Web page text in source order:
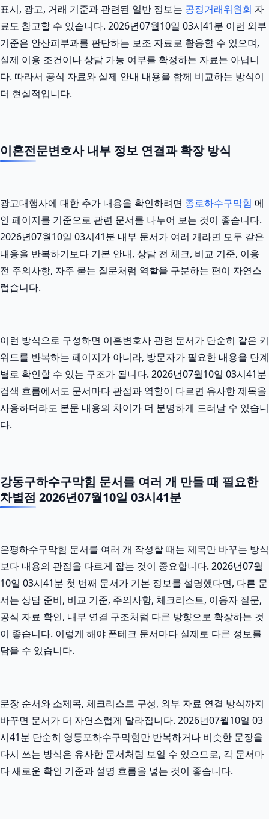
표시, 광고, 거래 기준과 관련된 일반 정보는 공정거래위원회 자
료도 참고할 수 있습니다. 2026년07월10일 03시41분 이런 외부
기준은 안산피부과를 판단하는 보조 자료로 활용할 수 있으며,
실제 이용 조건이나 상담 가능 여부를 확정하는 자료는 아닙니
다. 따라서 공식 자료와 실제 안내 내용을 함께 비교하는 방식이
더 현실적입니다.
이혼전문변호사 내부 정보 연결과 확장 방식
광고대행사에 대한 추가 내용을 확인하려면 종로하수구막힘 메
인 페이지를 기준으로 관련 문서를 나누어 보는 것이 좋습니다.
2026년07월10일 03시41분 내부 문서가 여러 개라면 모두 같은
내용을 반복하기보다 기본 안내, 상담 전 체크, 비교 기준, 이용
전 주의사항, 자주 묻는 질문처럼 역할을 구분하는 편이 자연스
럽습니다.
이런 방식으로 구성하면 이혼변호사 관련 문서가 단순히 같은 키
워드를 반복하는 페이지가 아니라, 방문자가 필요한 내용을 단계
별로 확인할 수 있는 구조가 됩니다. 2026년07월10일 03시41분
검색 흐름에서도 문서마다 관점과 역할이 다르면 유사한 제목을
사용하더라도 본문 내용의 차이가 더 분명하게 드러날 수 있습니
다.
강동구하수구막힘 문서를 여러 개 만들 때 필요한
차별점 2026년07월10일 03시41분
은평하수구막힘 문서를 여러 개 작성할 때는 제목만 바꾸는 방식
보다 내용의 관점을 다르게 잡는 것이 중요합니다. 2026년07월
10일 03시41분 첫 번째 문서가 기본 정보를 설명했다면, 다른 문
서는 상담 준비, 비교 기준, 주의사항, 체크리스트, 이용자 질문,
공식 자료 확인, 내부 연결 구조처럼 다른 방향으로 확장하는 것
이 좋습니다. 이렇게 해야 폰테크 문서마다 실제로 다른 정보를
담을 수 있습니다.
문장 순서와 소제목, 체크리스트 구성, 외부 자료 연결 방식까지
바꾸면 문서가 더 자연스럽게 달라집니다. 2026년07월10일 03
시41분 단순히 영등포하수구막힘만 반복하거나 비슷한 문장을
다시 쓰는 방식은 유사한 문서처럼 보일 수 있으므로, 각 문서마
다 새로운 확인 기준과 설명 흐름을 넣는 것이 좋습니다.